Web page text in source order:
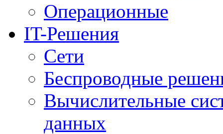
Операционные
IT-Решения
Сети
Беспроводные
Вычислительные
данных